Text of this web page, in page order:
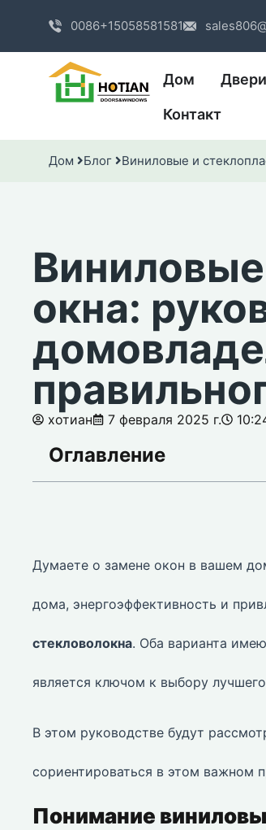
0086+15058581581
Дом Двери
Контакт
Дом Блог Виниловые и
окна:
хотиан 7 февраля 2025 г.
Оглавление
Думаете о замене окон в вашем
дома, энергоэффективность и
стекловолокна. Оба варианта
является ключом к выбору
В этом руководстве будут
сориентироваться в этом важном
Понимание